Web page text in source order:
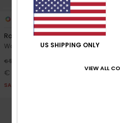
RECYCLED FIBER
Roxy Sunshine Wire Free Dcup
Women Green D-Cup Bikini Top
€ 50,00
€ 35,00
SALE
US SHIPPING ONLY
VIEW ALL